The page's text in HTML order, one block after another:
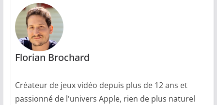
Florian Brochard
Créateur de jeux vidéo depuis plus de 12 ans et
passionné de l'univers Apple, rien de plus naturel